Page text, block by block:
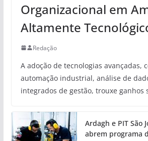
Organizacional em
Altamente
Redação
A adoção de tecnologias avançadas,
automação industrial, análise de
integrados de gestão, trouxe ganhos
Ardagh e PIT São
abrem programa